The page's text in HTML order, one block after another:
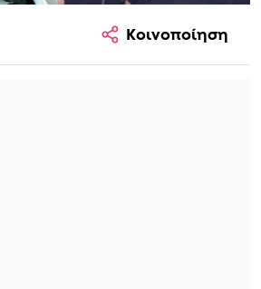
Κοινοποίηση